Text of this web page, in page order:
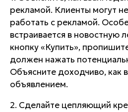
рекламой. Клиенты могут
работать с рекламой.
встраивается в новостную
кнопку «Купить»,
должен нажать
Объясните доходчиво, как
объявлением.
2. Сделайте цепляющий